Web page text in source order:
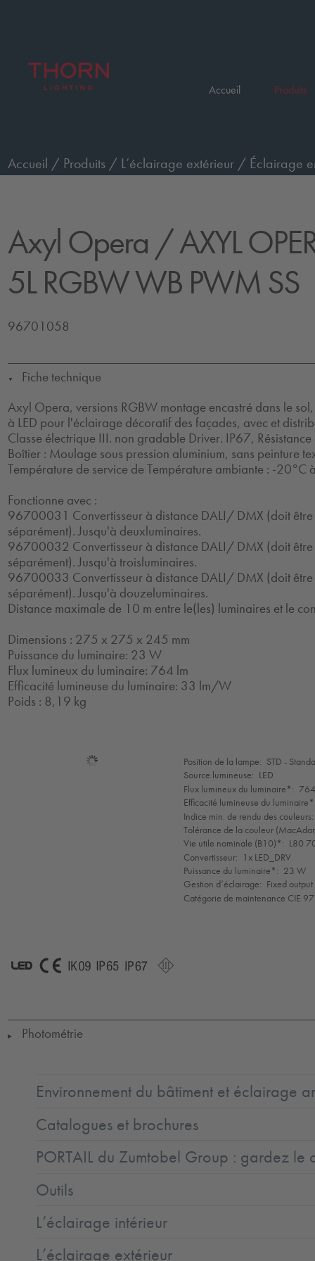
Accueil Produits
Accueil / Produits / L’éclairage extérieur / Éclairage
Axyl Opera / AXYL
5L RGBW WB PWM SS
96701058
▼
Fiche technique
Axyl Opera, versions RGBW montage encastré dans le
à LED pour l'éclairage décoratif des façades, avec et
Classe électrique III. non gradable Driver. IP67,
Boîtier : Moulage sous pression aluminium, sans peinture
Température de service de Température ambiante : -20°C
Fonctionne avec :
96700031 Convertisseur à distance DALI/ DMX (doit
séparément). Jusqu'à deuxluminaires.
96700032 Convertisseur à distance DALI/ DMX (doit
séparément). Jusqu'à troisluminaires.
96700033 Convertisseur à distance DALI/ DMX (doit
séparément). Jusqu'à douzeluminaires.
Distance maximale de 10 m entre le(les) luminaires et le
Dimensions : 275 x 275 x 245 mm
Puissance du luminaire: 23 W
Flux lumineux du luminaire: 764 lm
Efficacité lumineuse du luminaire: 33 lm/W
Poids : 8,19 kg
Sélection
de
mode
Position de la lampe: STD -
Source lumineuse: LED
Flux lumineux du luminaire*:
Efficacité lumineuse du
Indice min. de rendu des couleurs:
Tolérance de la couleur
Vie utile nominale (B10)*: L80
Convertisseur: 1x LED_DRV
Puissance du luminaire*: 23 W
Gestion d’éclairage: Fixed output
Catégorie de maintenance CIE
▶ Photométrie
Environnement du bâtiment et éclairage
Catalogues et brochures
PORTAIL du Zumtobel Group : gardez le
Outils
L’éclairage intérieur
L’éclairage extérieur